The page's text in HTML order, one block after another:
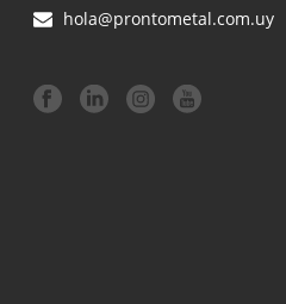
hola@prontometal.com.uy